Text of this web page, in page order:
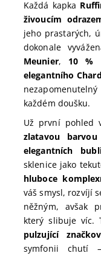
Každá kapka
živoucím
jeho prastarých,
dokonale
Meunier, 10 %
elegantního
každém doušku.
Už první pohled
zlatavou barvou
elegantních
sklenice jako
hluboce
váš smysl, rozvíjí
něžným, avšak
který slibuje víc.
pulzující
symfonii chutí